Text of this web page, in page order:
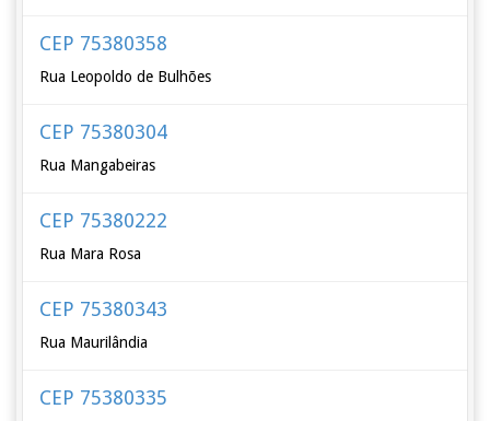
CEP 75380358
Rua Leopoldo de Bulhões
CEP 75380304
Rua Mangabeiras
CEP 75380222
Rua Mara Rosa
CEP 75380343
Rua Maurilândia
CEP 75380335